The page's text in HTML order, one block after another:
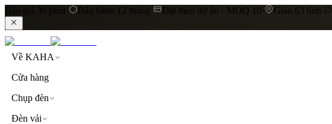
Báo giá 30 phút · Bảo hành 12 tháng · Đặt theo dự án · MOQ 10· Giao 63 tỉnh·
Về KAHA
Cửa hàng
Chụp đèn
Đèn vải